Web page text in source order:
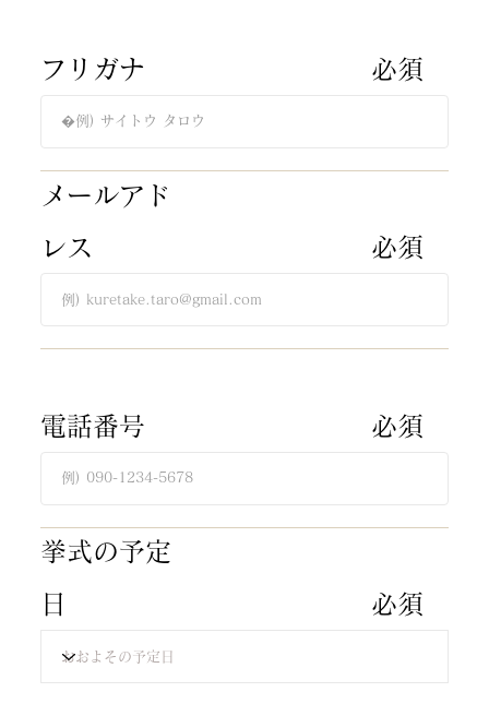
​必須​
​必須​
​必須​
​必須​
​フリガナ​
​メールアド
レス
​電話番号
​挙式の予定
日